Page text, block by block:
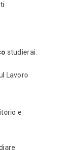
studierai:
Lavoro
e